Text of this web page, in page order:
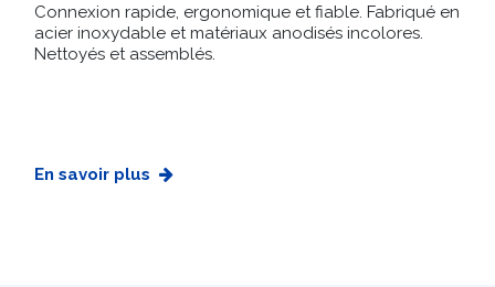
Connexion rapide, ergonomique et fiable. Fabriqué en
acier inoxydable et matériaux anodisés incolores.
Nettoyés et assemblés.
En savoir plus